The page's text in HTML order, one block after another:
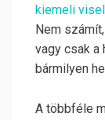
kiemeli
Nem
vagy csak a
bármilyen
A többféle